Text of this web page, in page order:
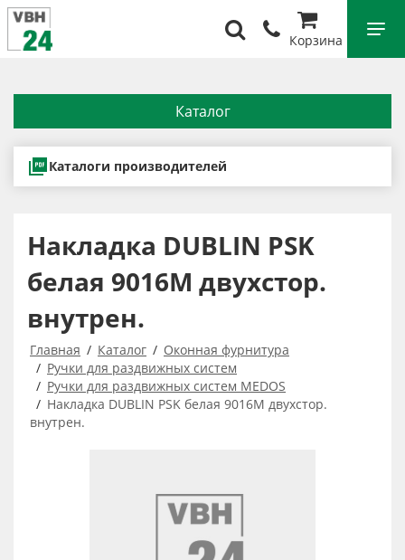
Корзина
Каталог
Каталоги производителей
Накладка DUBLIN PSK
белая 9016М двухстор.
внутрен.
Главная Каталог
Оконная фурнитура
Ручки для раздвижных систем
Ручки для раздвижных систем MEDOS
Накладка DUBLIN PSK белая 9016М двухстор.
внутрен.